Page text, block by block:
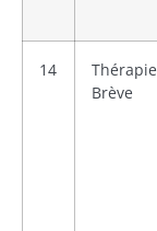
14
Thérapie
Brève